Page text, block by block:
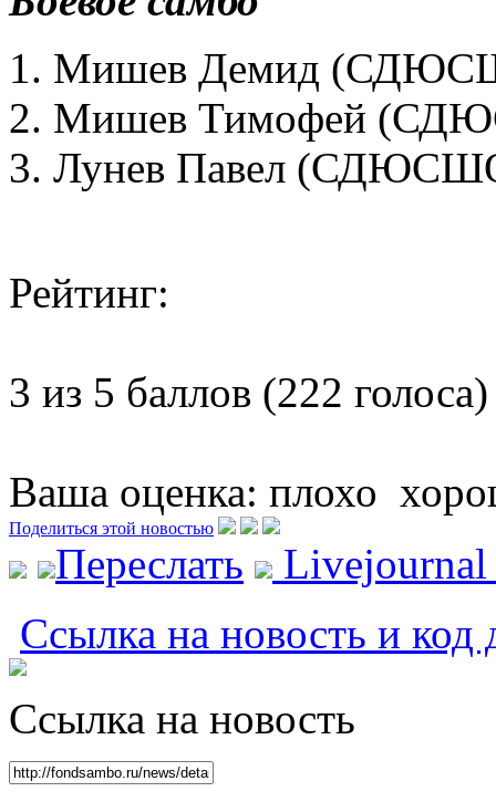
1. Мишев Демид
2. Мишев Тимофей
3. Лунев Павел
Рейтинг:
3 из 5 баллов (222 голоса)
Ваша оценка: плохо
Поделиться этой новостью
Переслать
Ссылка на новость и код
Ссылка на новость